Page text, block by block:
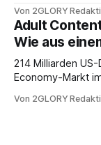
Drogerie – mehr
Haut empfindlich
Umwelteinflüsse:
Unreinheiten.
Von 2GLORY
Adult
Wie aus
214 Milliarden
Economy-Markt
ist längst ein
Von 2GLORY